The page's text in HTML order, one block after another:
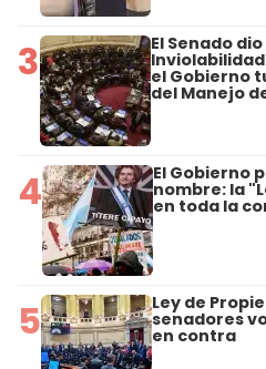
3 El Senado
el Gobierno
del Manejo
4 El Gobierno
nombre: la
en toda la
5 Ley de
senadores
en contra